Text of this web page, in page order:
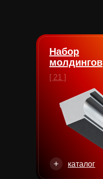
каталог
[ 21 ]
Набор
молдингов